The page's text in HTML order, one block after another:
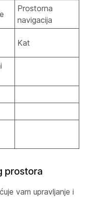
Prostorna
navigacija
Kat
prostora
vam upravljanje i